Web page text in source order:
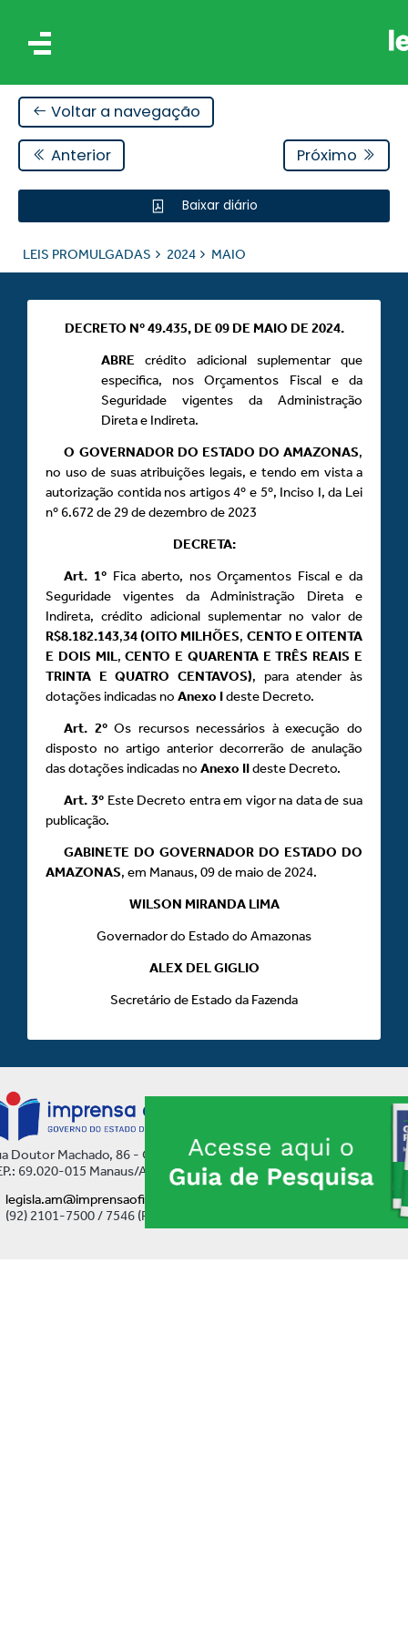
Voltar a navegação
Anterior Próximo
Baixar diário
LEIS PROMULGADAS 2024 MAIO
DECRETO Nº 49.435, DE 09 DE MAIO DE 2024.
ABRE crédito adicional suplementar que
especifica, nos Orçamentos Fiscal e da
Seguridade vigentes da Administração
Direta e Indireta.
O GOVERNADOR DO ESTADO DO AMAZONAS,
no uso de suas atribuições legais, e tendo em vista a
autorização contida nos artigos 4º e 5º, Inciso I, da Lei
nº 6.672 de 29 de dezembro de 2023
DECRETA:
Art. 1ºFica aberto, nos Orçamentos Fiscal e da
Seguridade vigentes da Administração Direta e
Indireta, crédito adicional suplementar no valor de
R$8.182.143,34 (OITO MILHÕES, CENTO E OITENTA
E DOIS MIL,CENTO E QUARENTA E TRÊS REAIS E
TRINTA E QUATRO CENTAVOS), para atender às
dotações indicadas no Anexo Ideste Decreto.
Art. 2ºOs recursos necessários à execução do
disposto no artigo anterior decorrerão de anulação
das dotações indicadas no Anexo IIdeste Decreto.
Art. 3ºEste Decreto entra em vigor na data de sua
publicação.
GABINETE DO GOVERNADOR DO ESTADO DO
AMAZONAS, em Manaus, 09 de maio de 2024.
WILSON MIRANDA LIMA
Governador do Estado do Amazonas
ALEX DEL GIGLIO
Secretário de Estado da Fazenda
Doutor Machado, 86 - Centro
69.020-015 Manaus/AM
legisla.am@imprensaoficial.am.gov.br
(92) 2101-7500 / 7546 (Ramal)